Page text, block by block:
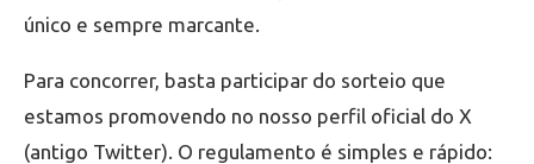
único e sempre marcante.
Para concorrer, basta participar do sorteio que
estamos promovendo no nosso perfil oficial do X
(antigo Twitter). O regulamento é simples e rápido: